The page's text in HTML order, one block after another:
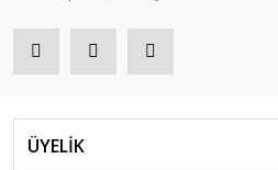
ÜYELİK